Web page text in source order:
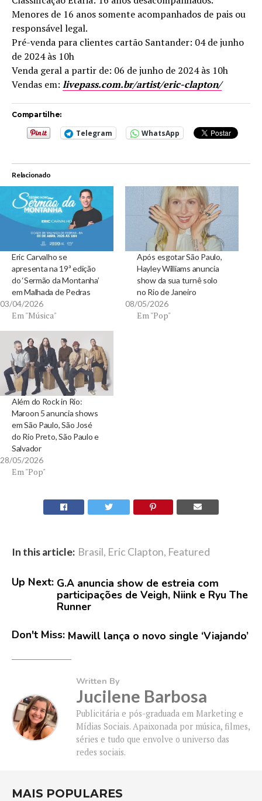
Menores de 16 anos somente acompanhados de pais ou
responsável legal.
Pré-venda para clientes cartão Santander: 04 de junho
de 2024 às 10h
Venda geral a partir de: 06 de junho de 2024 às 10h
Vendas em: livepass.com.br/artist/eric-clapton/
Compartilhe:
Telegram WhatsApp
Relacionado
Eric Carvalho se
apresenta na 19ª edição
do ‘Sermão da Montanha’
em Malhada de Pedras
03/04/2026
Em "Música"
Após esgotar São Paulo,
Hayley Williams anuncia
show da sua turnê solo
no Rio de Janeiro
08/05/2026
Em "Pop"
Além do Rock in Rio:
Maroon 5 anuncia shows
em São Paulo, São José
do Rio Preto, São Paulo e
Salvador
28/05/2026
Em "Pop"
In this article: Brasil, Eric Clapton, Featured
Up Next: G.A anuncia show de estreia com
participações de Veigh, Niink e Ryu The
Runner
Don't Miss: Mawill lança o novo single ‘Viajando’
Written By
Jucilene Barbosa
Publicitária e pós-graduada em Marketing e
Mídias Sociais. Apaixonada por música, filmes,
séries e tudo que envolve o universo das
redes sociais.
MAIS POPULARES